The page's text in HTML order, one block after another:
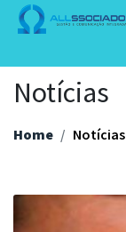
Notícias
Home Notícias